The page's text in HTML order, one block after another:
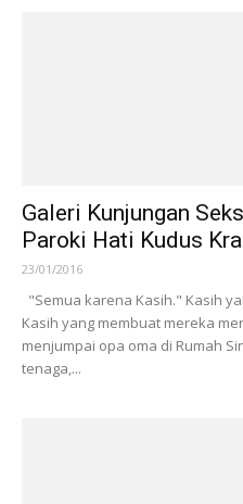
Galeri Kunjungan
Paroki Hati Kudus
23/01/2016
"Semua karena Kasih." Kasih
Kasih yang membuat mereka
menjumpai opa oma di Rumah
tenaga,...